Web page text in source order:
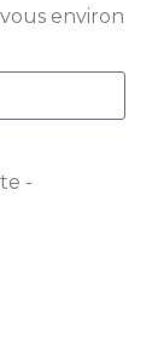
environ
-